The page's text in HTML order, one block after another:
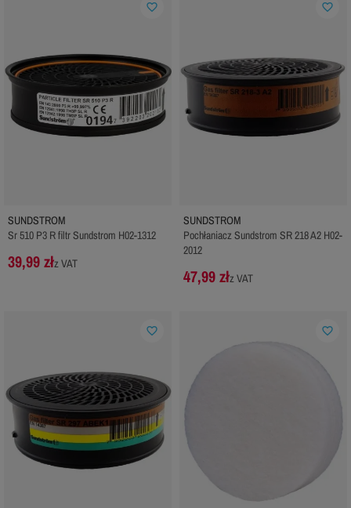
SUNDSTROM
Sr 510 P3 R filtr Sundstrom H02-1312
39,99 złz VAT
favorite_border
SUNDSTROM
Pochłaniacz Sundstrom SR 218 A2 H02-
2012
47,99 złz VAT
favorite_border
favorite_border favorite_border